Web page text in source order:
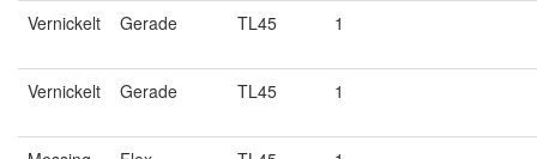
Vernickelt Gerade TL45 1
Vernickelt Gerade TL45 1